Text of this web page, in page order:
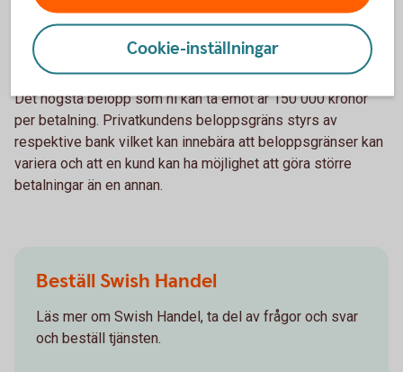
Beloppsgräns för Swish Handel
Det högsta belopp som ni kan ta emot är 150 000 kronor
per betalning. Privatkundens beloppsgräns styrs av
respektive bank vilket kan innebära att beloppsgränser kan
variera och att en kund kan ha möjlighet att göra större
betalningar än en annan.
Beställ Swish Handel
Läs mer om Swish Handel, ta del av frågor och svar
och beställ tjänsten.
Cookie-inställningar